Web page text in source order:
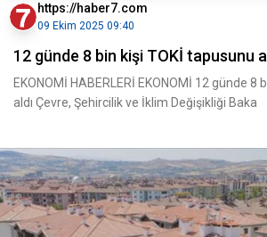
https://haber7.com
09 Ekim 2025 09:40
12 günde 8 bin kişi TOKİ tapusunu
EKONOMİ HABERLERİ EKONOMİ 12 günde 8
aldı Çevre, Şehircilik ve İklim Değişikliği Baka